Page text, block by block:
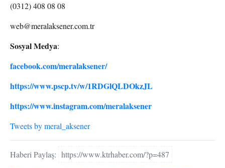
(0312) 408 08 08
web@meralaksener.com.tr
Sosyal Medya:
facebook.com/meralaksener/
https://www.pscp.tv/w/1RDGlQLDOkzJL
https://www.instagram.com/meralaksener
Tweets by meral_aksener
Haberi Paylaş: https://www.ktrhaber.com/?p=487